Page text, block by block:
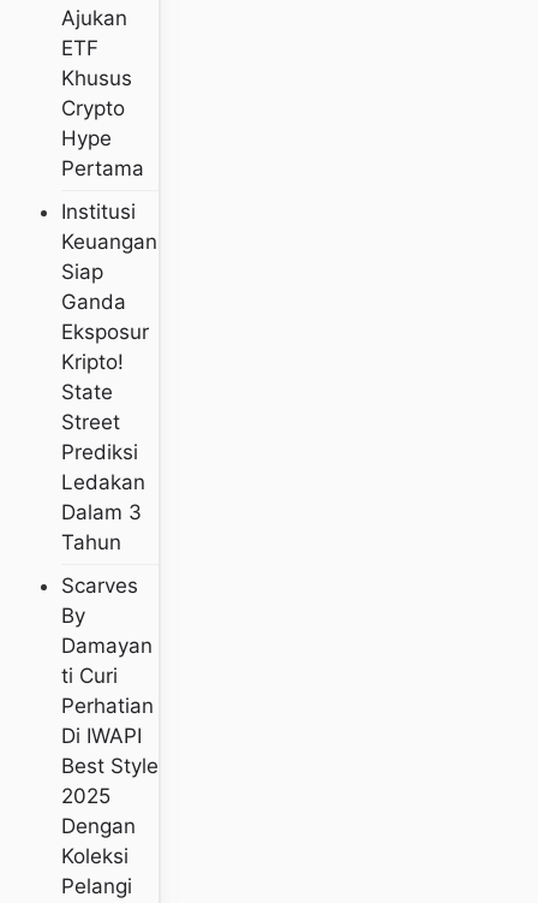
Ajukan
ETF
Khusus
Crypto
Hype
Pertama
Institusi
Keuangan
Siap
Ganda
Eksposur
Kripto!
State
Street
Prediksi
Ledakan
Dalam 3
Tahun
Scarves
By
Damayan
Ti Curi
Perhatian
Di IWAPI
Best Style
2025
Dengan
Koleksi
Pelangi